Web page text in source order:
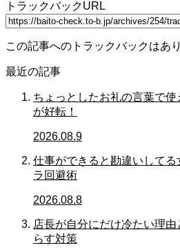
トラックバックURL
この記事へのトラックバックはあ
最近の記事
ちょっとしたお礼の言葉で
が好転！
2026.08.9
仕事ができると勘違いして
ラ回避術
2026.08.8
店長が自分にだけ冷たい理
らす対策